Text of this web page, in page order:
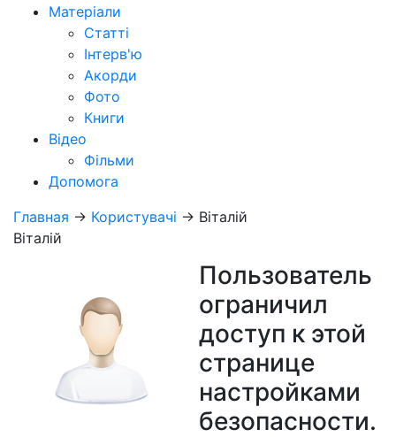
Матеріали
Статті
Інтерв'ю
Акорди
Фото
Книги
Відео
Фільми
Допомога
Главная → Користувачі → Віталій
Віталій
Пользователь
ограничил
доступ к этой
странице
настройками
безопасности.